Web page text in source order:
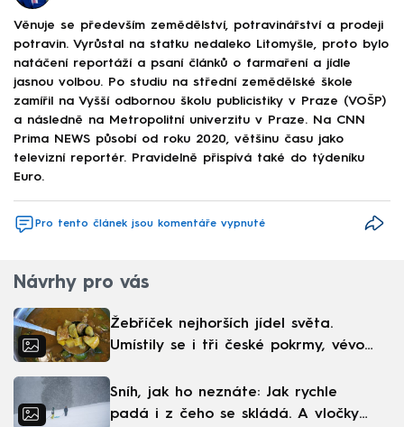
Věnuje se především zemědělství, potravinářství a prodeji
potravin. Vyrůstal na statku nedaleko Litomyšle, proto bylo
natáčení reportáží a psaní článků o farmaření a jídle
jasnou volbou. Po studiu na střední zemědělské škole
zamířil na Vyšší odbornou školu publicistiky v Praze (VOŠP)
a následně na Metropolitní univerzitu v Praze. Na CNN
Prima NEWS působí od roku 2020, většinu času jako
televizní reportér. Pravidelně přispívá také do týdeníku
Euro.
Pro tento článek jsou komentáře vypnuté
Návrhy pro vás
Žebříček nejhorších jídel světa.
Umístily se i tři české pokrmy, vévodí
Sníh, jak ho neznáte: Jak rychle
padá i z čeho se skládá. A vločky